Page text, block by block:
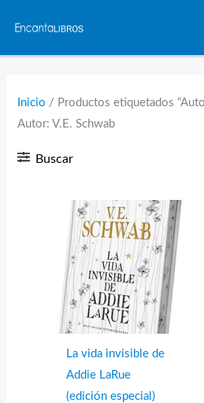
contenido
Inicio / Productos etiquetados
Autor: V.E. Schwab
Buscar
La vida invisible de
Addie LaRue
(edición especial)